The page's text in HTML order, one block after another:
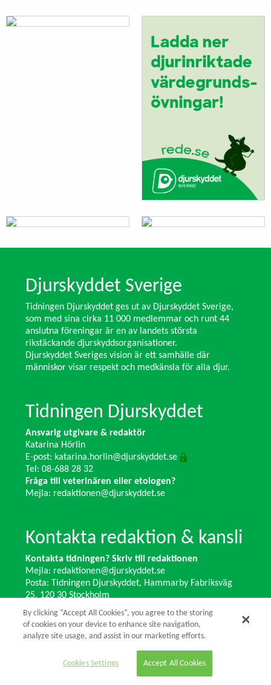
Djurskyddet Sverige
Tidningen Djurskyddet ges ut av Djurskyddet Sverige,
som med sina cirka 11 000 medlemmar och runt 44
anslutna föreningar är en av landets största
rikstäckande djurskyddsorganisationer.
Djurskyddet Sveriges vision är ett samhälle där
människor visar respekt och medkänsla för alla djur.
Tidningen Djurskyddet
Ansvarig utgivare & redaktör
Katarina Hörlin
E-post: katarina.horlin@djurskyddet.se
Tel: 08-688 28 32
Fråga till veterinären eller etologen?
Mejla: redaktionen@djurskyddet.se
Kontakta redaktion & kansli
Kontakta tidningen? Skriv till redaktionen
Mejla: redaktionen@djurskyddet.se
Posta: Tidningen Djurskyddet, Hammarby Fabriksväg
25, 120 30 Stockholm
Ändra adress? Kontakta kansliet
Växel: 08-673 35 11 E-post:
info@djurskyddet.se
© 2026 Tidningen Djurskyddet.
By clicking “Accept All Cookies”, you agree to the storing
of cookies on your device to enhance site navigation,
analyze site usage, and assist in our marketing efforts.
Cookies Settings Accept All Cookies